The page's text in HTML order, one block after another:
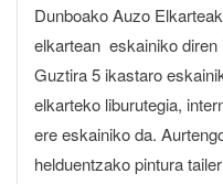
Dunboako Auzo
elkartean eskainiko diren
Guztira 5 ikastaro
elkarteko liburutegia,
ere eskainiko da.
helduentzako pintura